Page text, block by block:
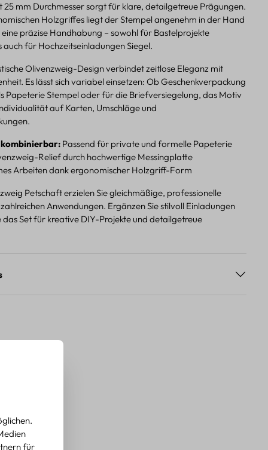
25 mm Durchmesser sorgt für klare, detailgetreue Prägungen.
Holzgriffes liegt der Stempel angenehm in der Hand
präzise Handhabung – sowohl für Bastelprojekte
auch für Hochzeitseinladungen Siegel.
Olivenzweig-Design verbindet zeitlose Eleganz mit
Es lässt sich variabel einsetzen: Ob Geschenkverpackung
Papeterie Stempel oder für die Briefversiegelung, das Motiv
auf Karten, Umschläge und
Passend für private und formelle Papeterie
Relief durch hochwertige Messingplatte
Arbeiten dank ergonomischer Holzgriff-Form
Petschaft erzielen Sie gleichmäßige, professionelle
Anwendungen. Ergänzen Sie stilvoll Einladungen
das Set für kreative DIY-Projekte und detailgetreue
für